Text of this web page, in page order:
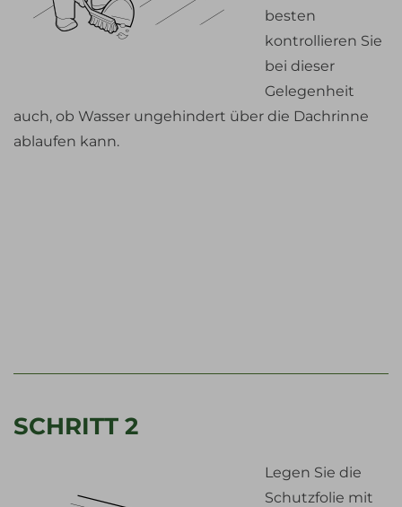
besten
kontrollieren Sie
bei dieser
Gelegenheit
auch, ob Wasser ungehindert über die Dachrinne
ablaufen kann.
SCHRITT 2
Legen Sie die
Schutzfolie mit